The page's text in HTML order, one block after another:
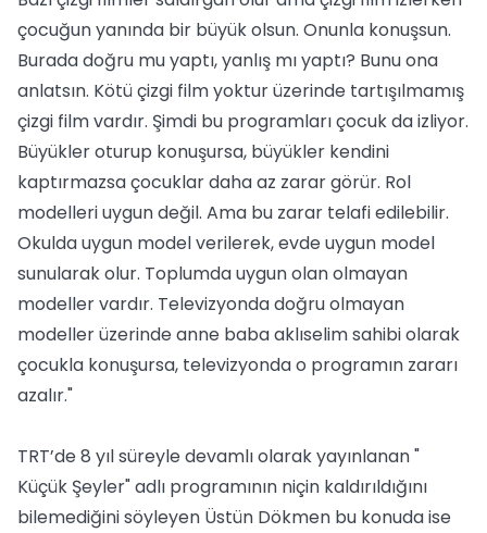
çocuğun yanında bir büyük olsun. Onunla konuşsun.
Burada doğru mu yaptı, yanlış mı yaptı? Bunu ona
anlatsın. Kötü çizgi film yoktur üzerinde tartışılmamış
çizgi film vardır. Şimdi bu programları çocuk da izliyor.
Büyükler oturup konuşursa, büyükler kendini
kaptırmazsa çocuklar daha az zarar görür. Rol
modelleri uygun değil. Ama bu zarar telafi edilebilir.
Okulda uygun model verilerek, evde uygun model
sunularak olur. Toplumda uygun olan olmayan
modeller vardır. Televizyonda doğru olmayan
modeller üzerinde anne baba aklıselim sahibi olarak
çocukla konuşursa, televizyonda o programın zararı
azalır."
TRT’de 8 yıl süreyle devamlı olarak yayınlanan "
Küçük Şeyler" adlı programının niçin kaldırıldığını
bilemediğini söyleyen Üstün Dökmen bu konuda ise